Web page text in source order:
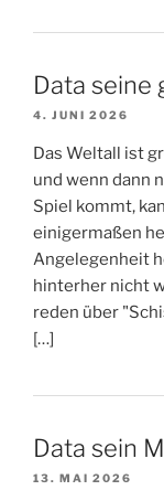
Data seine
4. JUNI 2026
Das Weltall ist
und wenn dann
Spiel kommt,
einigermaßen
Angelegenheit
hinterher nicht
reden über
[…]
Data sein
13. MAI 2026